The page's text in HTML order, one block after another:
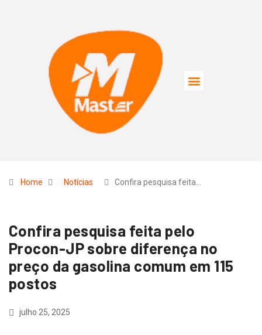
Home Notícias Confira pesquisa feita…
Confira pesquisa feita pelo
Procon-JP sobre diferença no
preço da gasolina comum em 115
postos
julho 25, 2025